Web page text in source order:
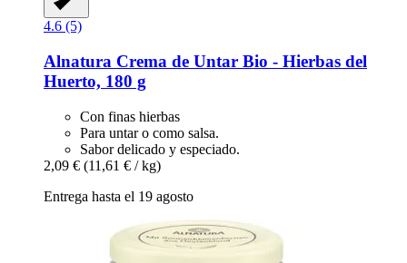
4.6 (5)
Alnatura Crema de Untar Bio -​ Hierbas del
Huerto, 180 g
Con finas hierbas
Para untar o como salsa.
Sabor delicado y especiado.
2,09 € (11,61 € / kg)
Entrega hasta el 19 agosto